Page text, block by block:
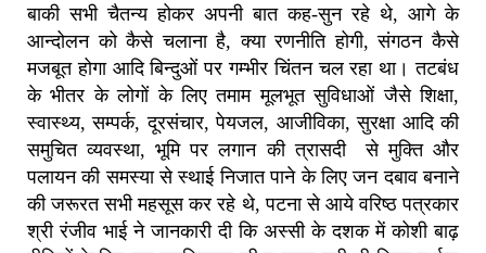
बाकी सभी चैतन्य होकर अपनी बात कह-सुन रहे थे, आगे के
आन्दोलन को कैसे चलाना है, क्या रणनीति होगी, संगठन कैसे
मजबूत होगा आदि बिन्दुओं पर गम्भीर चिंतन चल रहा था। तटबंध
के भीतर के लोगों के लिए तमाम मूलभूत सुविधाओं जैसे शिक्षा,
स्वास्थ्य, सम्पर्क, दूरसंचार, पेयजल, आजीविका, सुरक्षा आदि की
समुचित व्यवस्था, भूमि पर लगान की त्रासदी से मुक्ति और
पलायन की समस्या से स्थाई निजात पाने के लिए जन दबाव बनाने
की जरूरत सभी महसूस कर रहे थे, पटना से आये वरिष्ठ पत्रकार
श्री रंजीव भाई ने जानकारी दी कि अस्सी के दशक में कोशी बाढ़